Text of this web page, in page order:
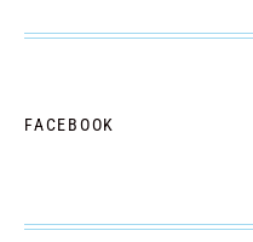
FACEBOOK